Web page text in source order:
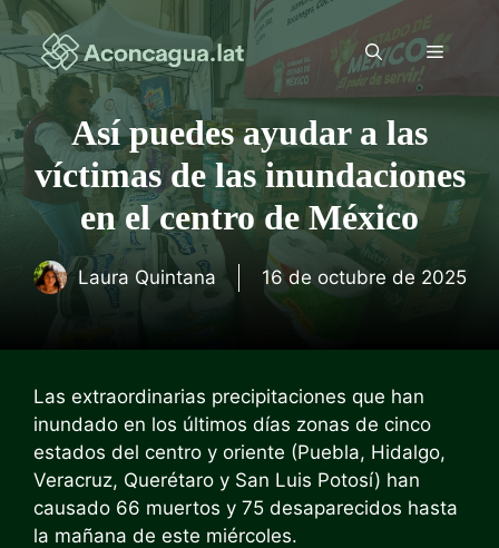
Saltar
al
contenido
Menú
Así puedes ayudar a las
víctimas de las inundaciones
en el centro de México
Laura Quintana 16 de octubre de 2025
Las extraordinarias precipitaciones que han
inundado en los últimos días zonas de cinco
estados del centro y oriente (Puebla, Hidalgo,
Veracruz, Querétaro y San Luis Potosí) han
causado 66 muertos y 75 desaparecidos hasta
la mañana de este miércoles.